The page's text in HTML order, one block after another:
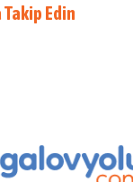
Edin